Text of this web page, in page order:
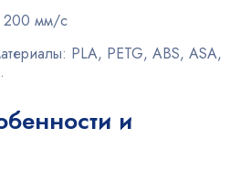
200 мм/с
PLA, PETG, ABS, ASA,
и